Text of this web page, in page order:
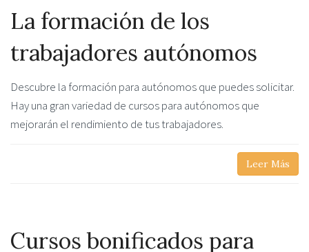
La formación de los
trabajadores autónomos
Descubre la formación para autónomos que puedes solicitar.
Hay una gran variedad de cursos para autónomos que
mejorarán el rendimiento de tus trabajadores.
Leer Más
Cursos bonificados para